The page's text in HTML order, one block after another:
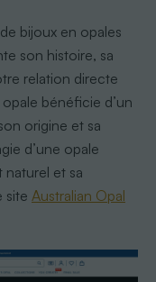
bijoux en opales
son histoire, sa
relation directe
bénéficie d’un
origine et sa
d’une opale
naturel et sa
site Australian Opal